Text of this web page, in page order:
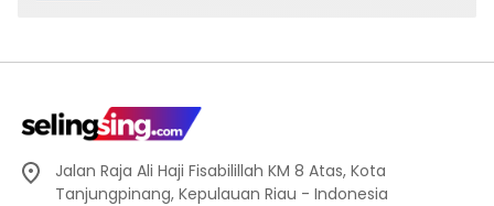
Jalan Raja Ali Haji Fisabilillah KM 8 Atas, Kota
Tanjungpinang, Kepulauan Riau - Indonesia